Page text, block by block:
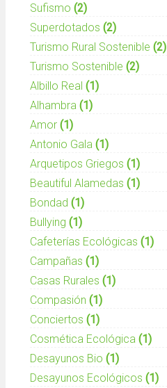
Sufismo (2)
Superdotados (2)
Turismo Rural Sostenible (2)
Turismo Sostenible (2)
Albillo Real (1)
Alhambra (1)
Amor (1)
Antonio Gala (1)
Arquetipos Griegos (1)
Beautiful Alamedas (1)
Bondad (1)
Bullying (1)
Cafeterías Ecológicas (1)
Campañas (1)
Casas Rurales (1)
Compasión (1)
Conciertos (1)
Cosmética Ecológica (1)
Desayunos Bio (1)
Desayunos Ecológicos (1)